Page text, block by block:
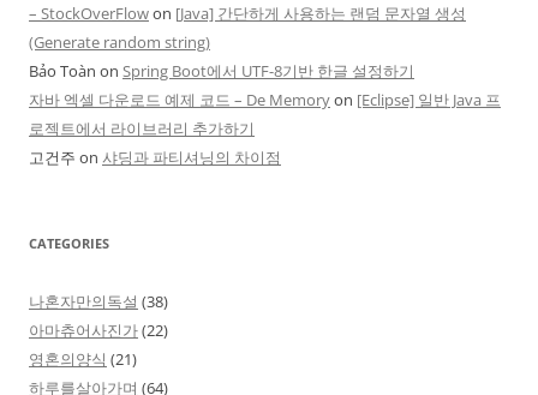
– StockOverFlowon [Java] 간단하게 사용하는 랜덤 문자열 생성
(Generate random string)
Bảo Toàn on Spring Boot에서 UTF-8기반 한글 설정하기
자바 엑셀 다운로드 예제 코드 – De Memoryon [Eclipse] 일반 Java 프
로젝트에서 라이브러리 추가하기
고건주 on 샤딩과 파티셔닝의 차이점
CATEGORIES
나혼자만의독설 (38)
아마츄어사진가(22)
영혼의양식 (21)
하루를살아가며 (64)